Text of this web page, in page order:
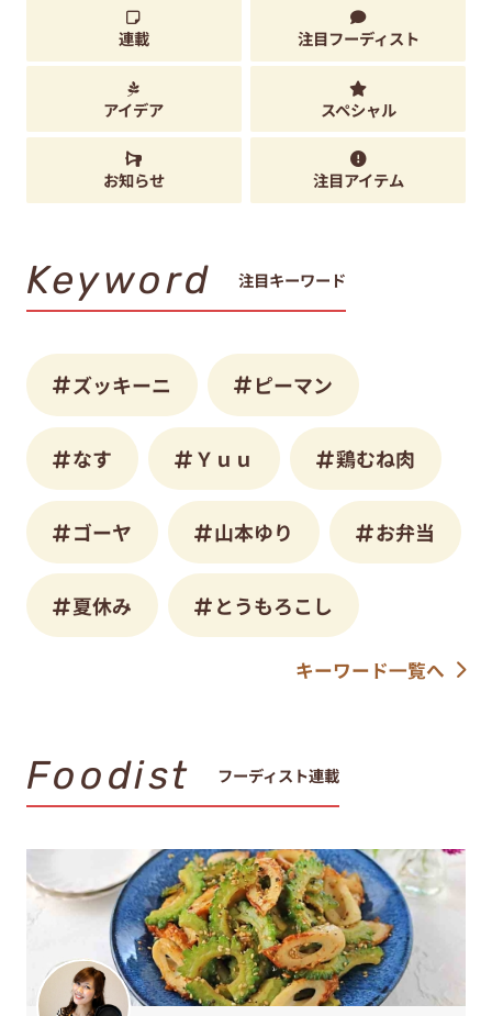
連載 注目フーディスト
アイデア スペシャル
お知らせ 注目アイテム
Keyword 注目キーワード
ズッキーニ ピーマン
なす Ｙｕｕ 鶏むね肉
ゴーヤ 山本ゆり お弁当
夏休み とうもろこし
キーワード一覧へ
Foodist フーディスト連載